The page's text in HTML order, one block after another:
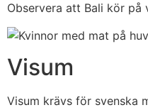
Observera att Bali kör på
Visum
Visum krävs för svenska